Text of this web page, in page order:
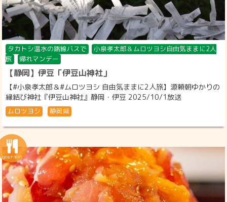
タカトシ温水の路線バスで
小泉孝太郎＆ムロツヨシ自由気ままに2人
旅
帰れマンデー
【静岡】伊豆「伊豆山神社」
【#小泉孝太郎＆#ムロツヨシ 自由気ままに2人旅】源頼朝ゆかりの
縁結び神社『伊豆山神社』静岡・伊豆 2025/10/1放送
ムロツヨシ 静岡県